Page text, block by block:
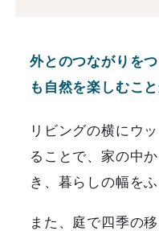
外とのつながりを
も自然を楽しむこ
リビングの横にウ
ることで、家の中
き、暮らしの幅を
また、庭で四季の